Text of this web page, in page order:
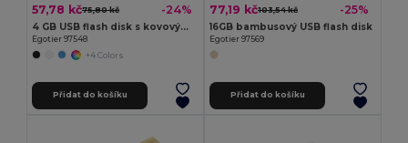
57,78 kč75,80 kč -24%
4 GB USB flash disk s kovovým klipem
Egotier 97548
+4 Colors
Přidat do košíku
77,19 kč103,54 kč -25%
16GB bambusový USB flash disk
Egotier 97569
Přidat do košíku